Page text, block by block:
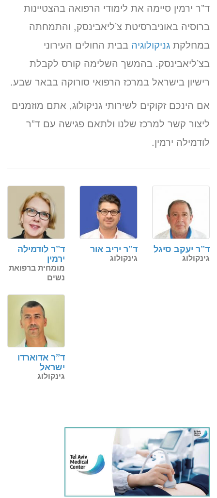
ד”ר ירמין סיימה את לימודי הרפואה בהצטיינות
ברוסיה באוניברסיטת צ’ליאבינסק, והתמחתה
במחלקת גניקולוגיה בבית החולים העירוני
בצ’ליאבינסק. בהמשך השלימה קורס לקבלת
רישיון בישראל במרכז הרפואי סורוקה בבאר שבע.
אם הינכם זקוקים לשירותי גניקולוג, אתם מוזמנים
ליצור קשר למרכז שלנו ולתאם פגישה עם ד”ר
לודמילה ירמין.
ד”ר לודמילה
ירמין
מומחית ברפואת
נשים
ד”ר יריב אור
גינקולוג
ד”ר יעקב סיגל
גינקולוג
ד”ר אדוארדו
ישראל
גינקולוג